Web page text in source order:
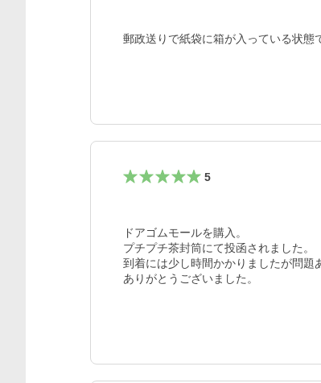
郵政送りで紙袋に箱が入っている状態
5
ドアゴムモールを購入。
プチプチ茶封筒にて投函されました。
到着には少し時間かかりましたが問題
ありがとうございました。